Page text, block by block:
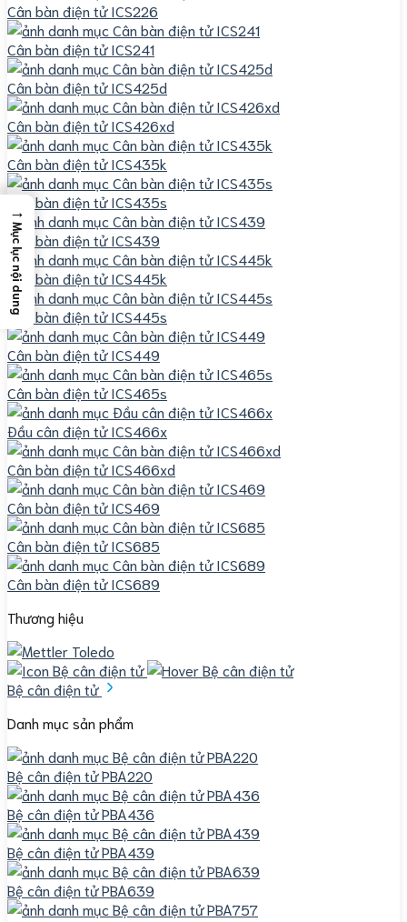
Cân bàn điện tử ICS226
Cân bàn điện tử ICS241
Cân bàn điện tử ICS425d
Cân bàn điện tử ICS426xd
Cân bàn điện tử ICS435k
Cân bàn điện tử ICS435s
Cân bàn điện tử ICS439
Cân bàn điện tử ICS445k
Cân bàn điện tử ICS445s
Cân bàn điện tử ICS449
Cân bàn điện tử ICS465s
Đầu cân điện tử ICS466x
Cân bàn điện tử ICS466xd
Cân bàn điện tử ICS469
Cân bàn điện tử ICS685
Cân bàn điện tử ICS689
Thương hiệu
Bệ cân điện tử
Danh mục sản phẩm
Bệ cân điện tử PBA220
Bệ cân điện tử PBA436
Bệ cân điện tử PBA439
Bệ cân điện tử PBA639
→
Mục lục nội dung